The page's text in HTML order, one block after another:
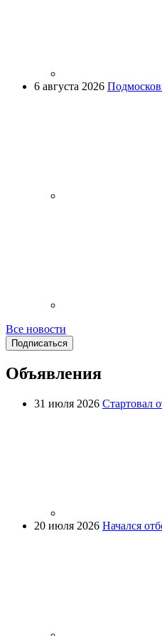
6 августа 2026
Все новости
Подписаться
Объявления
31 июля 2026 Стартовал
20 июля 2026 Начался